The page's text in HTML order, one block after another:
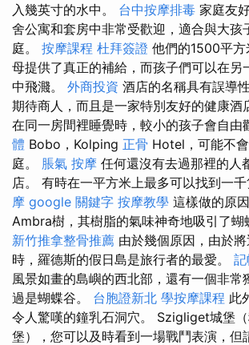
入幾英寸的水中。 台中按摩排毒 家庭友
舍公寓和套房中非常受歡迎，適合與大孩
庭。 按摩課程 杜拜簽證 他們的1500平
母提供了真正的補給，而孩子們可以在另
中飛濺。 外商投資 酒店的名稱具有誤導
期待商人，而且是一家特別友好的健康酒
在同一房間裡睡覺時，較小的孩子會自由
體 Bobo，Kolping 正骨 Hotel，可能不
庭。 脹氣 按摩 任何還沒有去過那裡的人
店。 有時在一平方米上最多可以找到一千
摩 google 關鍵字 按摩教學 這樣做的原
Ambra樹，其樹脂的氣味神奇地吸引了蝴
新竹推拿整骨推薦 由於幾個原因，由於
時，羅德斯的假日島是旅行者的最愛。
風景如畫的島嶼的西北部，還有一個非常
過是蝴蝶谷。 台胞證新北 學按摩課程 此
令人驚嘆的鐘乳石洞穴。 Szigliget城堡
堡），您可以及時看到一場戰鬥表演，但